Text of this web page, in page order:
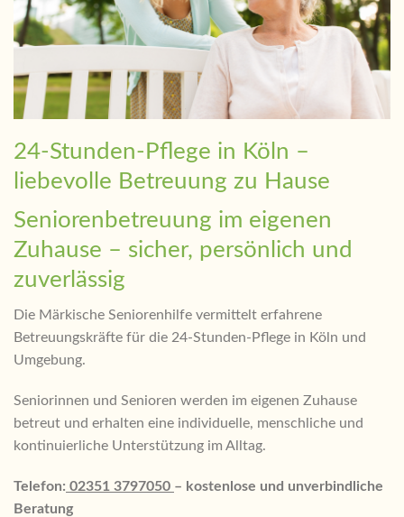
24-Stunden-Pflege in Köln –
liebevolle Betreuung zu Hause
Seniorenbetreuung im eigenen
Zuhause – sicher, persönlich und
zuverlässig
Die Märkische Seniorenhilfe vermittelt erfahrene
Betreuungskräfte für die 24-Stunden-Pflege in Köln und
Umgebung.
Seniorinnen und Senioren werden im eigenen Zuhause
betreut und erhalten eine individuelle, menschliche und
kontinuierliche Unterstützung im Alltag.
Telefon: 02351 3797050 – kostenlose und unverbindliche
Beratung